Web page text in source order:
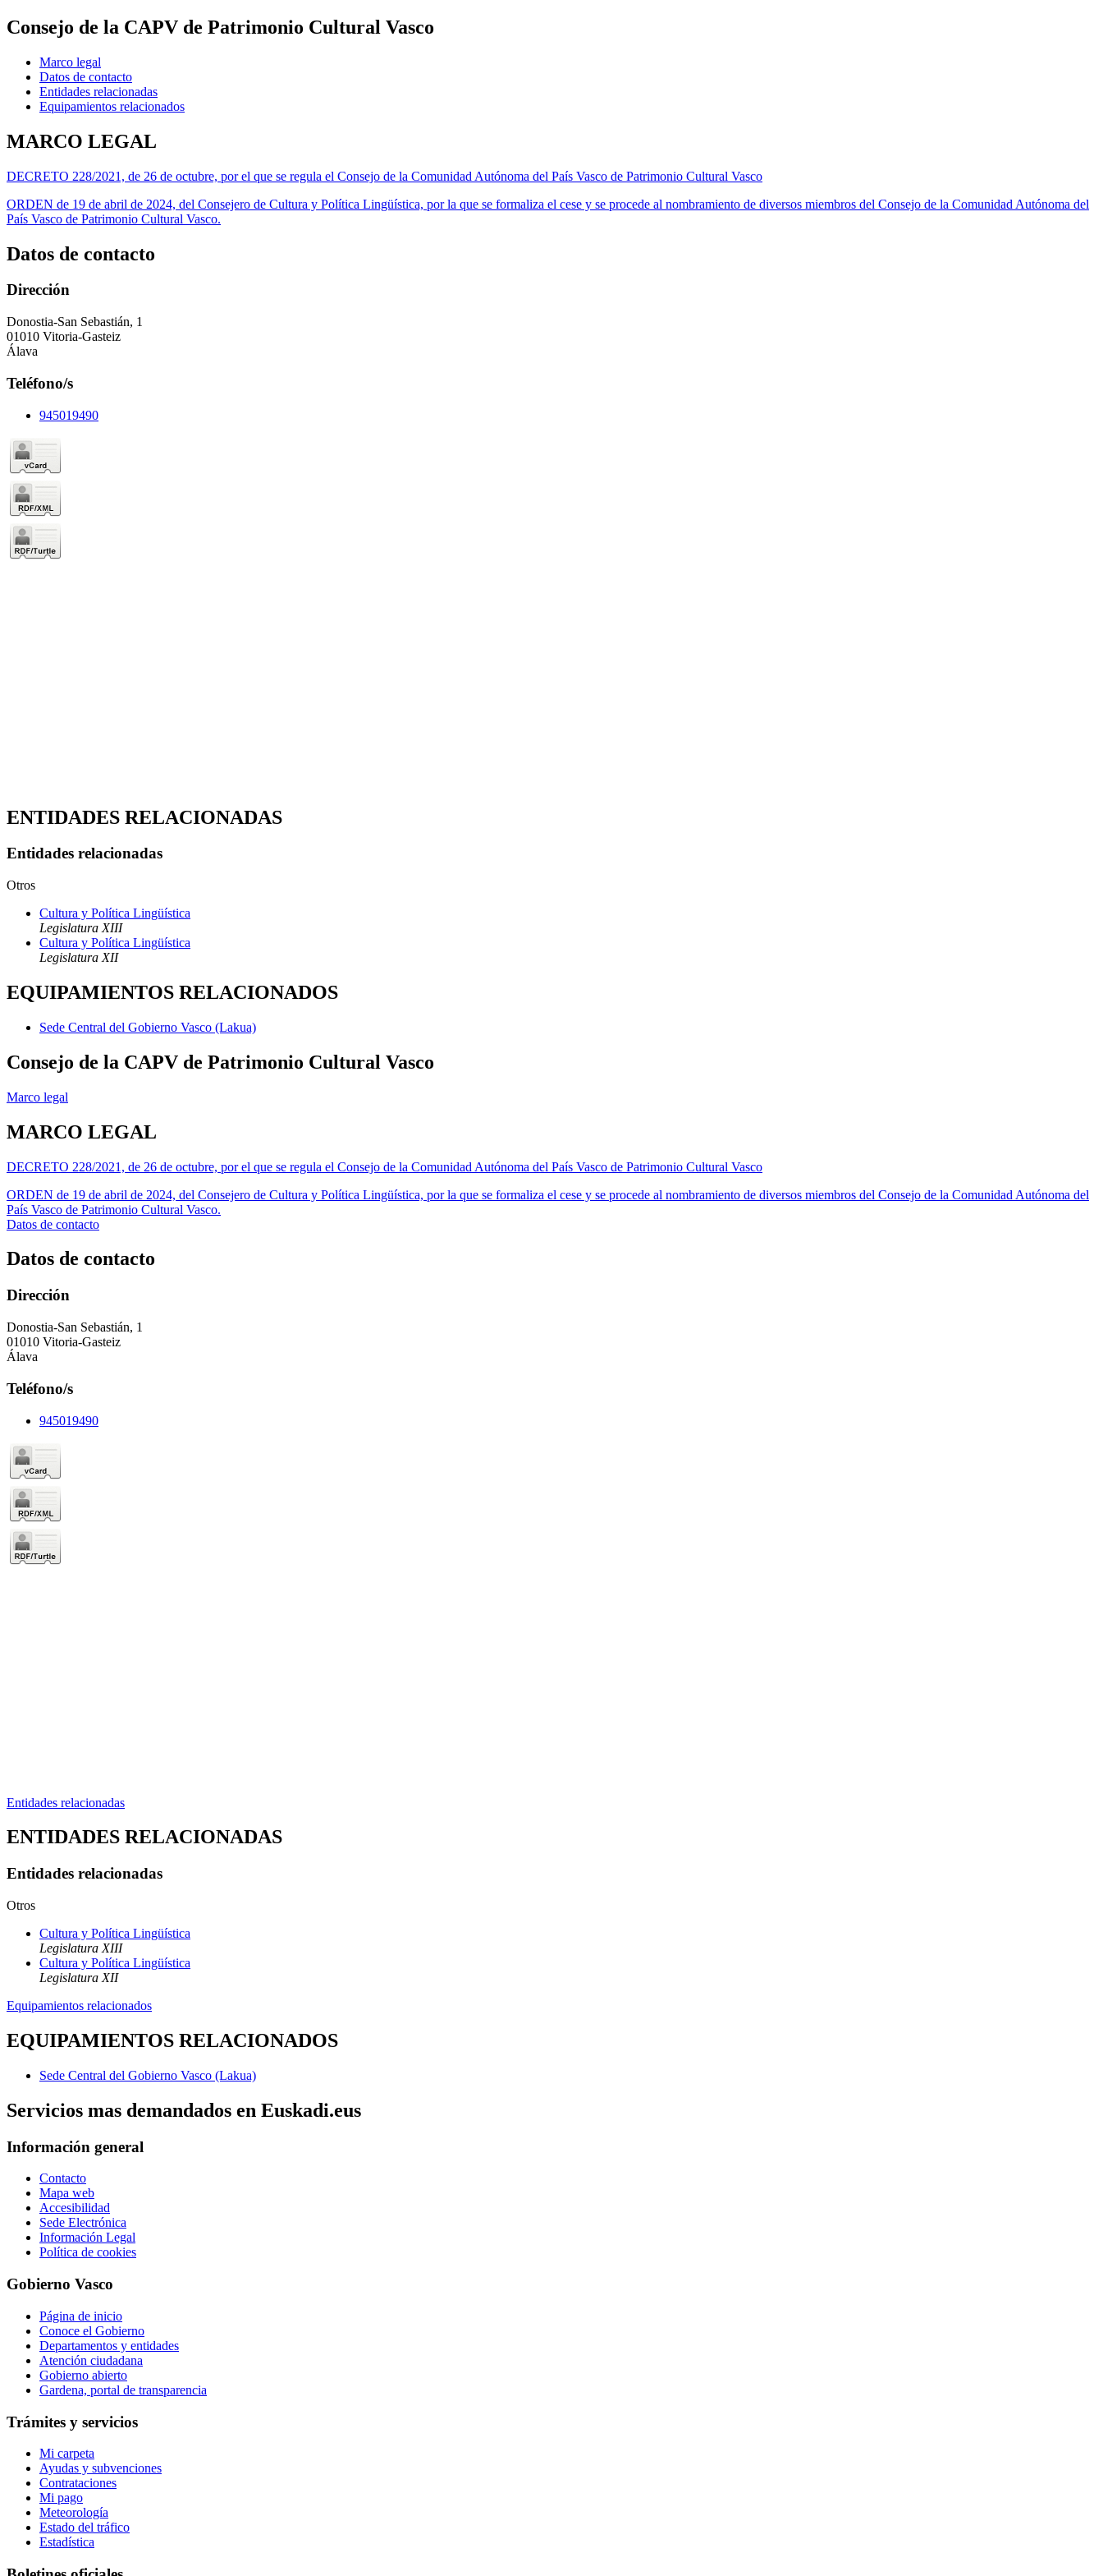
Consejo de la CAPV de Patrimonio Cultural Vasco
Marco legal
Datos de contacto
Entidades relacionadas
Equipamientos relacionados
MARCO LEGAL
DECRETO 228/2021, de 26 de octubre, por el que se regula el Consejo de la Comunidad Autónoma del País Vasco de Patrimonio Cultural Vasco
ORDEN de 19 de abril de 2024, del Consejero de Cultura y Política Lingüística, por la que se formaliza el cese y se procede al nombramiento de diversos miembros del Consejo de la Comunidad Autónoma del
País Vasco de Patrimonio Cultural Vasco.
Datos de contacto
Dirección
Donostia-San Sebastián, 1
01010 Vitoria-Gasteiz
Álava
Teléfono/s
945019490
ENTIDADES RELACIONADAS
Entidades relacionadas
Otros
Cultura y Política Lingüística
Legislatura XIII
Cultura y Política Lingüística
Legislatura XII
EQUIPAMIENTOS RELACIONADOS
Sede Central del Gobierno Vasco (Lakua)
Consejo de la CAPV de Patrimonio Cultural Vasco
Marco legal
MARCO LEGAL
DECRETO 228/2021, de 26 de octubre, por el que se regula el Consejo de la Comunidad Autónoma del País Vasco de Patrimonio Cultural Vasco
ORDEN de 19 de abril de 2024, del Consejero de Cultura y Política Lingüística, por la que se formaliza el cese y se procede al nombramiento de diversos miembros del Consejo de la Comunidad Autónoma del
País Vasco de Patrimonio Cultural Vasco.
Datos de contacto
Datos de contacto
Dirección
Donostia-San Sebastián, 1
01010 Vitoria-Gasteiz
Álava
Teléfono/s
945019490
Entidades relacionadas
ENTIDADES RELACIONADAS
Entidades relacionadas
Otros
Cultura y Política Lingüística
Legislatura XIII
Cultura y Política Lingüística
Legislatura XII
Equipamientos relacionados
EQUIPAMIENTOS RELACIONADOS
Sede Central del Gobierno Vasco (Lakua)
Servicios mas demandados en Euskadi.eus
Información general
Contacto
Mapa web
Accesibilidad
Sede Electrónica
Información Legal
Política de cookies
Gobierno Vasco
Página de inicio
Conoce el Gobierno
Departamentos y entidades
Atención ciudadana
Gobierno abierto
Gardena, portal de transparencia
Trámites y servicios
Mi carpeta
Ayudas y subvenciones
Contrataciones
Mi pago
Meteorología
Estado del tráfico
Estadística